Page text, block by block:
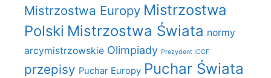
Mistrzostwa Europy Mistrzostwa
Polski Mistrzostwa Świata normy
arcymistrzowskie Olimpiady Prezydent ICCF
przepisy Puchar Europy Puchar Świata